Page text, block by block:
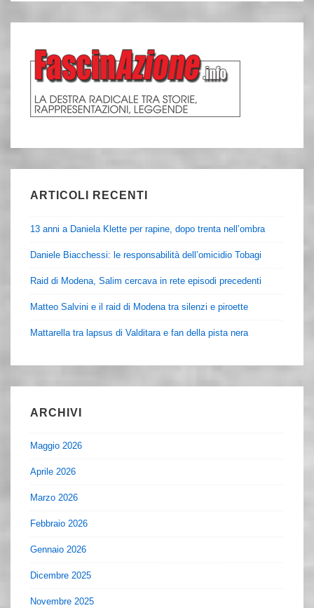
ARTICOLI RECENTI
13 anni a Daniela Klette per rapine, dopo trenta nell’ombra
Daniele Biacchessi: le responsabilità dell’omicidio Tobagi
Raid di Modena, Salim cercava in rete episodi precedenti
Matteo Salvini e il raid di Modena tra silenzi e piroette
Mattarella tra lapsus di Valditara e fan della pista nera
ARCHIVI
Maggio 2026
Aprile 2026
Marzo 2026
Febbraio 2026
Gennaio 2026
Dicembre 2025
Novembre 2025